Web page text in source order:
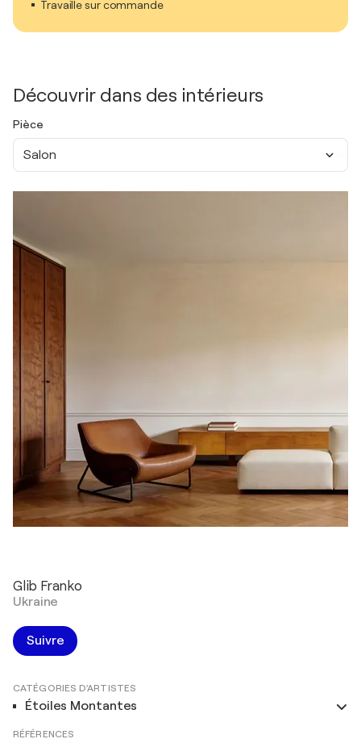
Travaille sur commande
Découvrir dans des intérieurs
Pièce
Salon
Glib Franko
Ukraine
Suivre
CATÉGORIES D'ARTISTES
Étoiles Montantes
RÉFÉRENCES